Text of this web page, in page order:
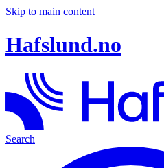
Skip to main content
Hafslund.no
Search